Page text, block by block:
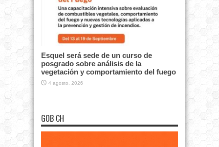
Esquel será sede de un curso de
posgrado sobre análisis de la
vegetación y comportamiento del fuego
4 agosto, 2026
GOB CH